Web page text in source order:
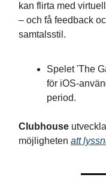
kan flirta med
– och få feedback
samtalsstil.
Spelet 'The
för iOS-
period.
Clubhouse
möjligheten att